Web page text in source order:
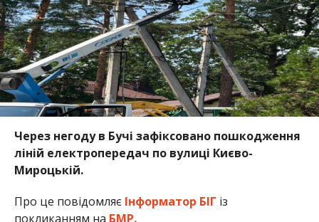
Через негоду в Бучі зафіксовано пошкодження
ліній електропередач по вулиці Києво-
Мироцькій.
Про це повідомляє Інформатор БІГ із
покликанням на БМР.